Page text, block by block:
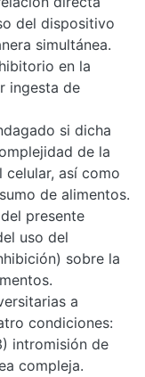
del dispositivo
simultánea.
en la
ingesta de
si dicha
de la
así como
de alimentos.
presente
uso del
sobre la
a
condiciones:
intromisión de
compleja.